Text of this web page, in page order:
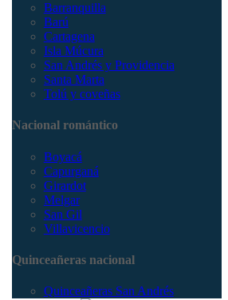
Barranquilla
Barú
Cartagena
Isla Múcura
San Andrés y Providencia
Santa Marta
Tolú y coveñas
Nacional romántico
Boyacá
Capurganá
Girardot
Melgar
San Gil
Villavicencio
Quinceañeras nacional
Quinceañeras San Andrés